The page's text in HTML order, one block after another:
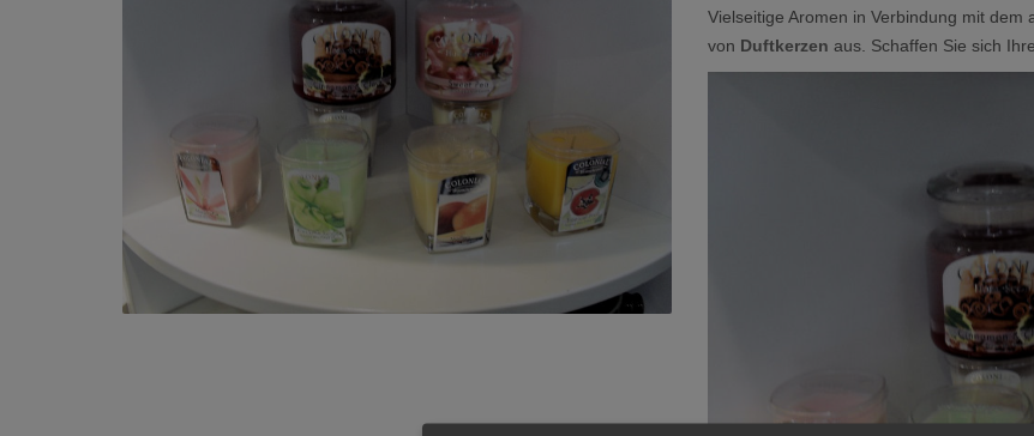
Vielseitige Aromen in Verbindung mit
von Duftkerzen aus. Schaffen Sie sich